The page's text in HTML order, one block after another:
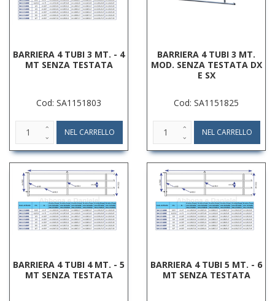
BARRIERA 4 TUBI 3 MT. - 4
MT SENZA TESTATA
Cod: SA1151803
BARRIERA 4 TUBI 3 MT.
MOD. SENZA TESTATA DX
E SX
Cod: SA1151825
BARRIERA 4 TUBI 4 MT. - 5
MT SENZA TESTATA
BARRIERA 4 TUBI 5 MT. - 6
MT SENZA TESTATA